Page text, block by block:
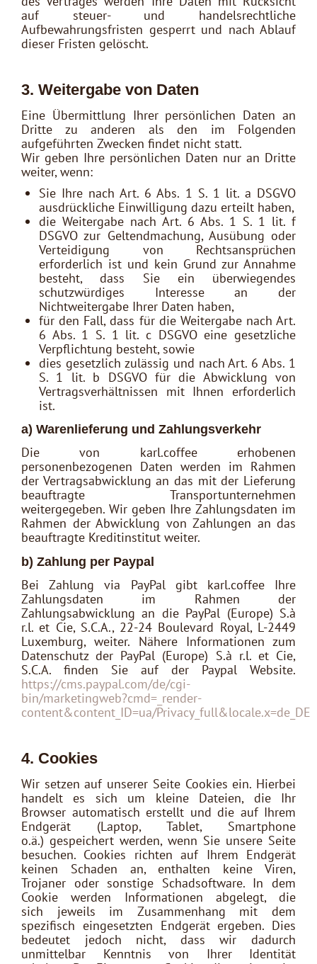
auf steuer- und handelsrechtliche
Aufbewahrungsfristen gesperrt und nach Ablauf
dieser Fristen gelöscht.
3. Weitergabe von Daten
Eine Übermittlung Ihrer persönlichen Daten an
Dritte zu anderen als den im Folgenden
aufgeführten Zwecken findet nicht statt.
Wir geben Ihre persönlichen Daten nur an Dritte
weiter, wenn:
Sie Ihre nach Art. 6 Abs. 1 S. 1 lit. a DSGVO
ausdrückliche Einwilligung dazu erteilt haben,
die Weitergabe nach Art. 6 Abs. 1 S. 1 lit. f
DSGVO zur Geltendmachung, Ausübung oder
Verteidigung von Rechtsansprüchen
erforderlich ist und kein Grund zur Annahme
besteht, dass Sie ein überwiegendes
schutzwürdiges Interesse an der
Nichtweitergabe Ihrer Daten haben,
für den Fall, dass für die Weitergabe nach Art.
6 Abs. 1 S. 1 lit. c DSGVO eine gesetzliche
Verpflichtung besteht, sowie
dies gesetzlich zulässig und nach Art. 6 Abs. 1
S. 1 lit. b DSGVO für die Abwicklung von
Vertragsverhältnissen mit Ihnen erforderlich
ist.
a) Warenlieferung und Zahlungsverkehr
Die von karl.coffee erhobenen
personenbezogenen Daten werden im Rahmen
der Vertragsabwicklung an das mit der Lieferung
beauftragte Transportunternehmen
weitergegeben. Wir geben Ihre Zahlungsdaten im
Rahmen der Abwicklung von Zahlungen an das
beauftragte Kreditinstitut weiter.
b) Zahlung per Paypal
Bei Zahlung via PayPal gibt karl.coffee Ihre
Zahlungsdaten im Rahmen der
Zahlungsabwicklung an die PayPal (Europe) S.à
r.l. et Cie, S.C.A., 22-24 Boulevard Royal, L-2449
Luxemburg, weiter. Nähere Informationen zum
Datenschutz der PayPal (Europe) S.à r.l. et Cie,
S.C.A. finden Sie auf der Paypal Website.
https://cms.paypal.com/de/cgi-
bin/marketingweb?cmd=_render-
content&content_ID=ua/Privacy_full&locale.x=de_DE
4. Cookies
Wir setzen auf unserer Seite Cookies ein. Hierbei
handelt es sich um kleine Dateien, die Ihr
Browser automatisch erstellt und die auf Ihrem
Endgerät (Laptop, Tablet, Smartphone
o.ä.) gespeichert werden, wenn Sie unsere Seite
besuchen. Cookies richten auf Ihrem Endgerät
keinen Schaden an, enthalten keine Viren,
Trojaner oder sonstige Schadsoftware. In dem
Cookie werden Informationen abgelegt, die
sich jeweils im Zusammenhang mit dem
spezifisch eingesetzten Endgerät ergeben. Dies
bedeutet jedoch nicht, dass wir dadurch
unmittelbar Kenntnis von Ihrer Identität